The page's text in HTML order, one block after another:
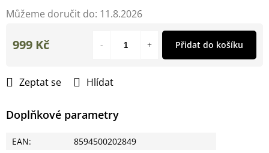
Můžeme doručit do: 11.8.2026
Zeptat se Hlídat
Doplňkové parametry
EAN: 8594500202849
999 Kč Přidat do košíku